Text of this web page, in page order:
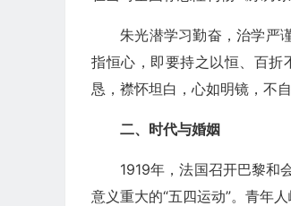
朱光潜学习勤奋，治学严
指恒心，即要持之以恒、百折
恳，襟怀坦白，心如明镜，不
二、时代与婚姻
1919年，法国召开巴黎和
意义重大的“五四运动”。青年